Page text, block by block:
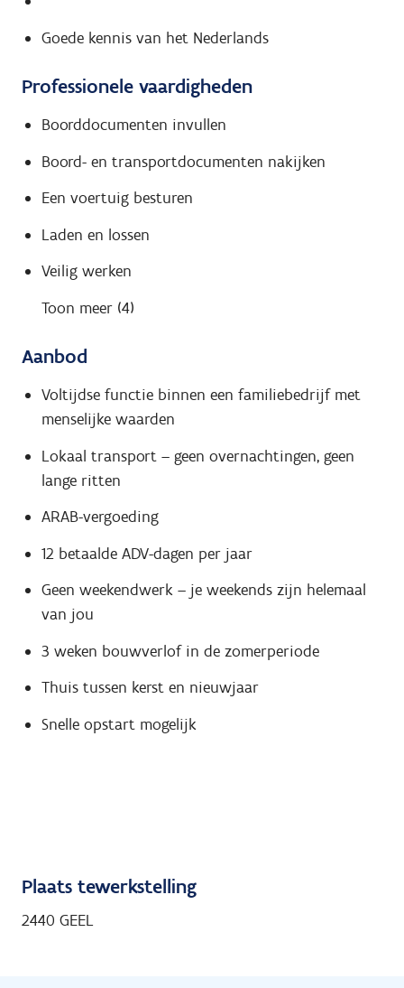
Goede kennis van het Nederlands
Professionele vaardigheden
Boorddocumenten invullen
Boord- en transportdocumenten nakijken
Een voertuig besturen
Laden en lossen
Veilig werken
Toon meer (4)
Aanbod
Voltijdse functie binnen een familiebedrijf met
menselijke waarden
Lokaal transport – geen overnachtingen, geen
lange ritten
ARAB-vergoeding
12 betaalde ADV-dagen per jaar
Geen weekendwerk – je weekends zijn helemaal
van jou
3 weken bouwverlof in de zomerperiode
Thuis tussen kerst en nieuwjaar
Snelle opstart mogelijk
Plaats tewerkstelling
2440 GEEL